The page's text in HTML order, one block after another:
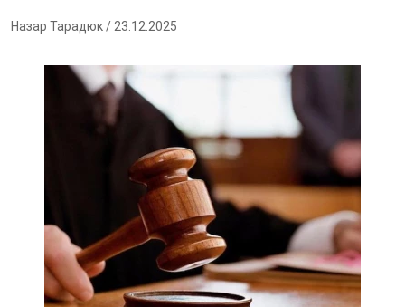
Назар Тарадюк/ 23.12.2025